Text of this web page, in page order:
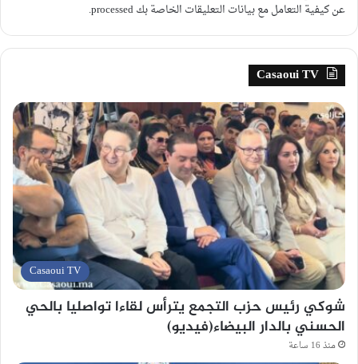
عن كيفية التعامل مع بيانات التعليقات الخاصة بك processed
.
Casaoui TV
Casaoui TV
شوكي رئيس حزب التجمع يترأس لقاءا تواصليا بالحي
الحسني بالدار البيضاء(فيديو)
منذ 16 ساعة